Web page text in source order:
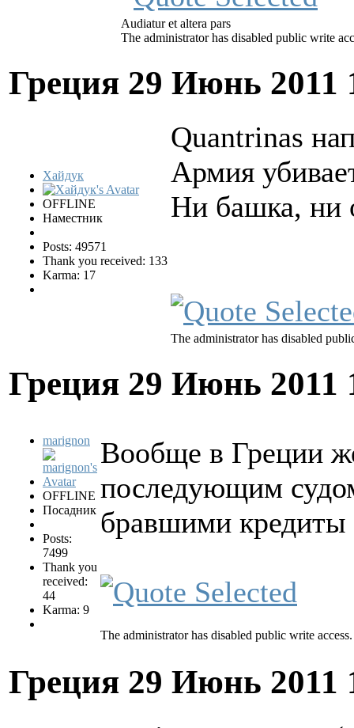
Audiatur et altera pars
The administrator has disabled public write
Греция 29 Июнь 2011
Хайдук
OFFLINE
Наместник
Posts: 49571
Thank you received: 133
Karma: 17
Quantrinas
Армия
Ни башка, ни
The administrator has disabled
Греция 29 Июнь 2011
marignon
OFFLINE
Посадник
Posts:
7499
Thank you
received:
44
Karma: 9
Вообще в Греции
последующим
бравшими кредиты
The administrator has disabled public write access.
Греция 29 Июнь 2011